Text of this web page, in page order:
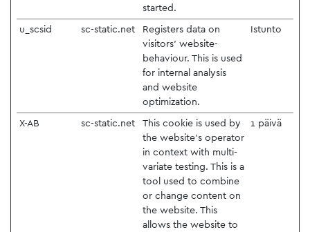
started.
u_scsid sc-static.net
Registers data on
visitors' website-
behaviour. This is used
for internal analysis
and website
optimization.
Istunto
X-AB sc-static.net
This cookie is used by
the website’s operator
in context with multi-
variate testing. This is a
tool used to combine
or change content on
the website. This
allows the website to
1 päivä